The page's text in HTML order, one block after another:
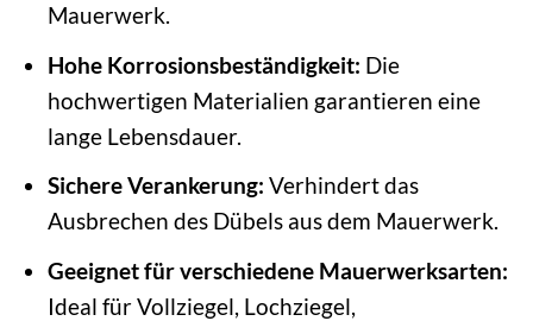
Mauerwerk.
Hohe Korrosionsbeständigkeit: Die
hochwertigen Materialien garantieren eine
lange Lebensdauer.
Sichere Verankerung: Verhindert das
Ausbrechen des Dübels aus dem Mauerwerk.
Geeignet für verschiedene Mauerwerksarten:
Ideal für Vollziegel, Lochziegel,